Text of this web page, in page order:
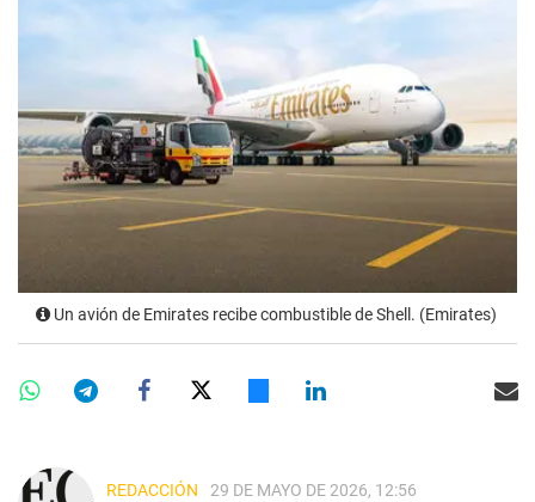
Un avión de Emirates recibe combustible de Shell. (Emirates)
REDACCIÓN 29 DE MAYO DE 2026, 12:56